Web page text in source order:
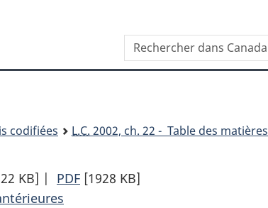
Rechercher
dans
Canada.ca
codifiées L.C. 2002, ch. 22 - Table des matières
KB] | PDF Texte
[1928 KB]